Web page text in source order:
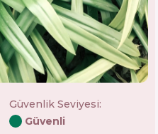
Güvenlik Seviyesi:
Güvenli